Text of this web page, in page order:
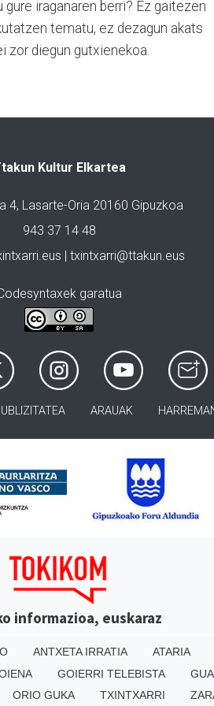
iraganaren berri? Ez gaitezen
tematu, ez dezagun akats
zor diegun gutxienekoa.
Kultur Elkartea
4, Lasarte-Oria 20160 Gipuzkoa
943 37 14 48
| txintxarri@ttakun.eus
garatua
ARAUAK
informazioa, euskaraz
ANTXETA IRRATIA ATARIA
GOIERRI TELEBISTA
ORIO GUKA TXINTXARRI